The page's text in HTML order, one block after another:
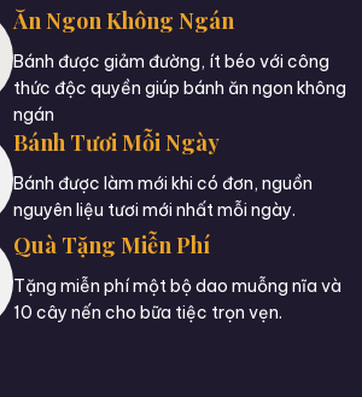
Ăn Ngon Không Ngán
Bánh được giảm đường, ít béo với công
thức độc quyền giúp bánh ăn ngon không
ngán
Bánh Tươi Mỗi Ngày
Bánh được làm mới khi có đơn, nguồn
nguyên liệu tươi mới nhất mỗi ngày.
Quà Tặng Miễn Phí
Tặng miễn phí một bộ dao muỗng nĩa và
10 cây nến cho bữa tiệc trọn vẹn.